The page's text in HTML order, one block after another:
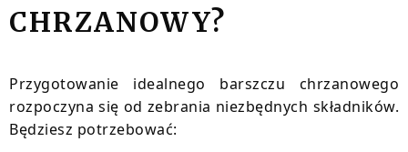
CHRZANOWY?
Przygotowanie idealnego barszczu chrzanowego
rozpoczyna się od zebrania niezbędnych składników.
Będziesz potrzebować: